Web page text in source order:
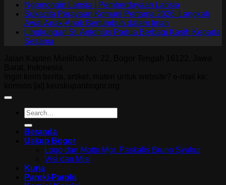
Ngomongin Lansia | Pemberdayaan Lansia
Sukacita Perayaan Komuni Pertama 2026: Langkah
Awal Anak-Anak Bertumbuh dalam Iman
Lingkungan St. Antonius Padua Berbagi Kasih Kepada
Sesama
Beranda
Uskup Bogor
Logo dan Motto Mgr. Paskalis Bruno Syukur
Visi dan Misi
Kuria
Paroki-Paroki